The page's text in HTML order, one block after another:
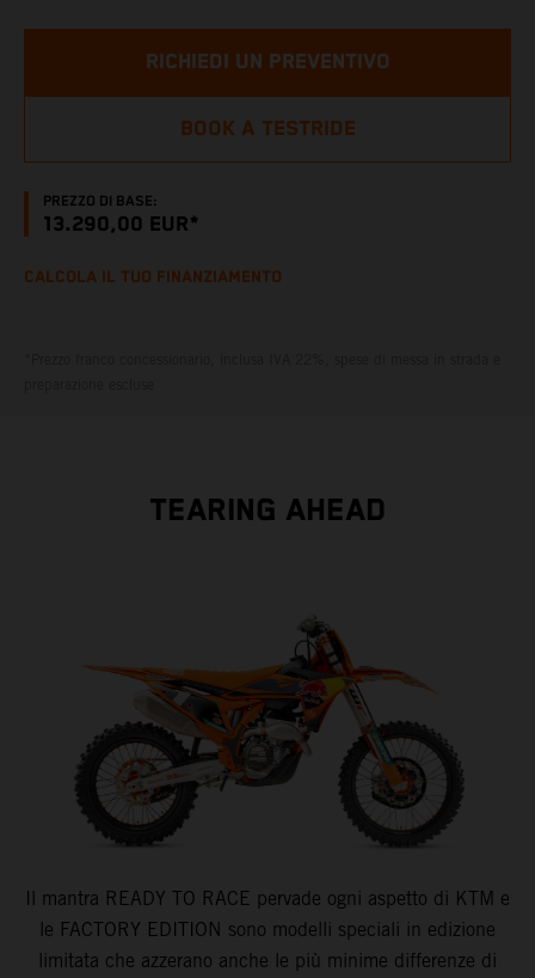
PREZZO DI BASE:
13.290,00 EUR*
RICHIEDI UN PREVENTIVO
BOOK A TESTRIDE
CALCOLA IL TUO FINANZIAMENTO
TEARING AHEAD
Il mantra READY TO RACE pervade ogni aspetto di KTM e
le FACTORY EDITION sono modelli speciali in edizione
limitata che azzerano anche le più minime differenze di